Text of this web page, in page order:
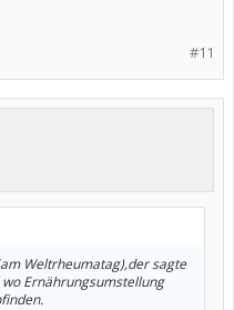
#11
Weltrheumatag),der sagte
Ernährungsumstellung